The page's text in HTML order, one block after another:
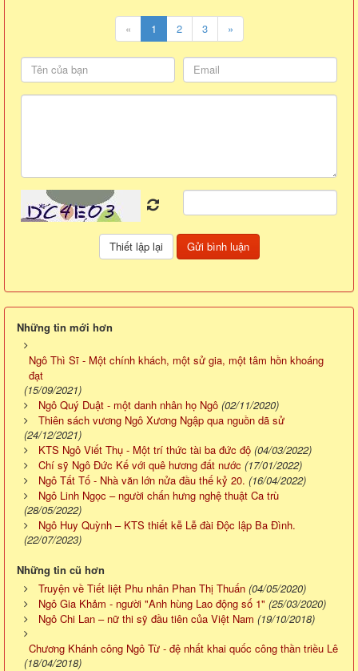
« 1 2 3 »
Những tin mới hơn
Ngô Thì Sĩ - Một chính khách, một sử gia, một tâm hồn khoáng
đạt
(15/09/2021)
Ngô Quý Duật - một danh nhân họ Ngô (02/11/2020)
Thiên sách vương Ngô Xương Ngập qua nguồn dã sử
(24/12/2021)
KTS Ngô Viết Thụ - Một trí thức tài ba đức độ (04/03/2022)
Chí sỹ Ngô Đức Kế với quê hương đất nước (17/01/2022)
Ngô Tất Tố - Nhà văn lớn nửa đầu thế kỷ 20. (16/04/2022)
Ngô Linh Ngọc – người chấn hưng nghệ thuật Ca trù
(28/05/2022)
Ngô Huy Quỳnh – KTS thiết kễ Lễ đài Độc lập Ba Đình.
(22/07/2023)
Những tin cũ hơn
Truyện về Tiết liệt Phu nhân Phan Thị Thuấn (04/05/2020)
Ngô Gia Khảm - người "Anh hùng Lao động số 1" (25/03/2020)
Ngô Chi Lan – nữ thi sỹ đầu tiên của Việt Nam (19/10/2018)
Chương Khánh công Ngô Từ - đệ nhất khai quốc công thần triều Lê
(18/04/2018)